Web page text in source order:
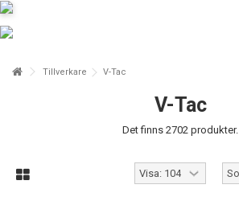
Tillverkare V-Tac
V-Tac
Det finns 2702 produkter.